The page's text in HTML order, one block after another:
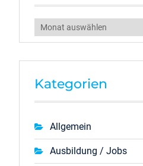
Archiv
Kategorien
Allgemein
Ausbildung / Jobs